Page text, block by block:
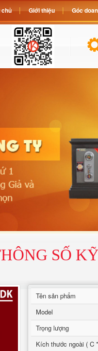
SỐ
Tên sản phẩm
Model
Trọng lượng
Kích thước ngoài ( C
chủ Giới thiệu Góc